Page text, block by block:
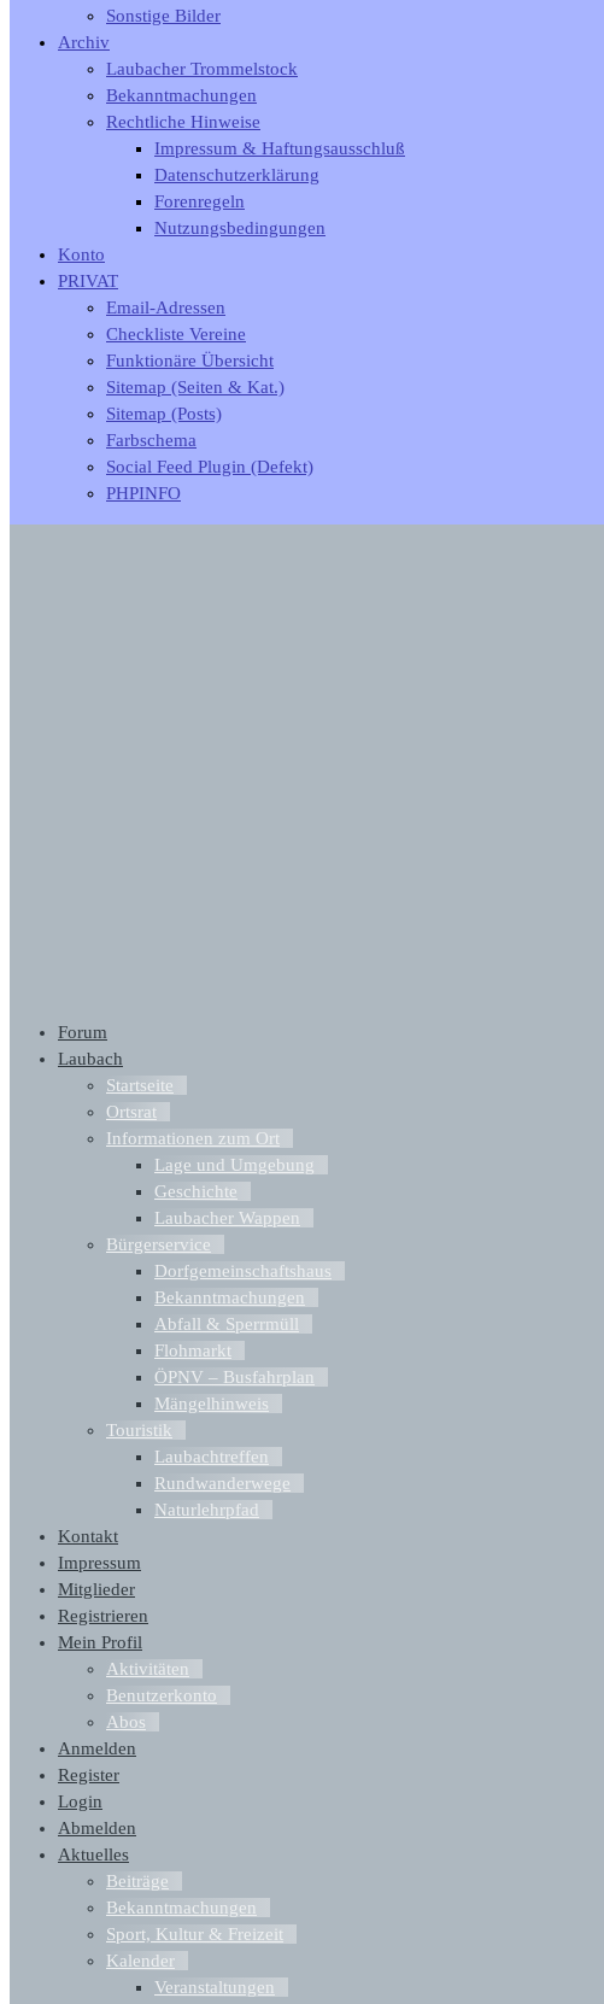
Sonstige Bilder
Archiv
Laubacher Trommelstock
Bekanntmachungen
Rechtliche Hinweise
Impressum & Haftungsausschluß
Datenschutzerklärung
Forenregeln
Nutzungsbedingungen
Konto
PRIVAT
Email-Adressen
Checkliste Vereine
Funktionäre Übersicht
Sitemap (Seiten & Kat.)
Sitemap (Posts)
Farbschema
Social Feed Plugin (Defekt)
PHPINFO
Forum
Laubach
Startseite
Ortsrat
Informationen zum Ort
Lage und Umgebung
Geschichte
Laubacher Wappen
Bürgerservice
Dorfgemeinschaftshaus
Bekanntmachungen
Abfall & Sperrmüll
Flohmarkt
ÖPNV – Busfahrplan
Mängelhinweis
Touristik
Laubachtreffen
Rundwanderwege
Naturlehrpfad
Kontakt
Impressum
Mitglieder
Registrieren
Mein Profil
Aktivitäten
Benutzerkonto
Abos
Anmelden
Register
Login
Abmelden
Aktuelles
Beiträge
Bekanntmachungen
Sport, Kultur & Freizeit
Kalender
Veranstaltungen